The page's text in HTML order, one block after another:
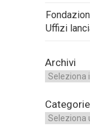
Uffizi
Archivi
Categorie